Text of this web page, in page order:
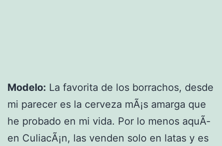
Modelo: La favorita de los borrachos, desde
mi parecer es la cerveza mÃ¡s amarga que
he probado en mi vida. Por lo menos aquÃ­
en CuliacÃ¡n, las venden solo en latas y es